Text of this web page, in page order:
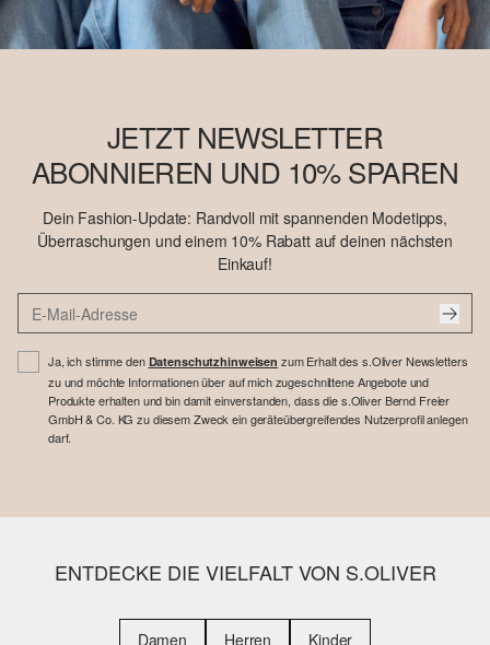
JETZT NEWSLETTER
ABONNIEREN UND 10% SPAREN
Dein Fashion-Update: Randvoll mit spannenden Modetipps,
Überraschungen und einem 10% Rabatt auf deinen nächsten
Einkauf!
Ja, ich stimme den Datenschutzhinweisen zum Erhalt des s.Oliver Newsletters
zu und möchte Informationen über auf mich zugeschnittene Angebote und
Produkte erhalten und bin damit einverstanden, dass die s.Oliver Bernd Freier
GmbH & Co. KG zu diesem Zweck ein geräteübergreifendes Nutzerprofil anlegen
darf.
ENTDECKE DIE VIELFALT VON S.OLIVER
Damen Herren Kinder